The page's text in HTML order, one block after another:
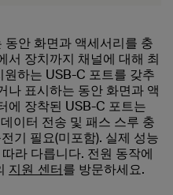
안 화면과 액세서리를 충
서 장치까지 채널에 대해 최
하는 USB-C 포트를 갖추
나 표시하는 동안 화면과 액
에 장착된 USB-C 포트는
이터 전송 및 패스 스루 충
기 필요(미포함). 실제 성능
라 다릅니다. 전원 동작에
지원 센터를 방문하세요.